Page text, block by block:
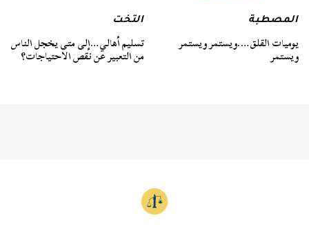
المصطبة
يوميات القلق….ويستمر ويستمر
ويستمر
التخت
تسليم أهالي…إلى متى يخجل الناس
من التعبير عن نقص الاحتياجات؟